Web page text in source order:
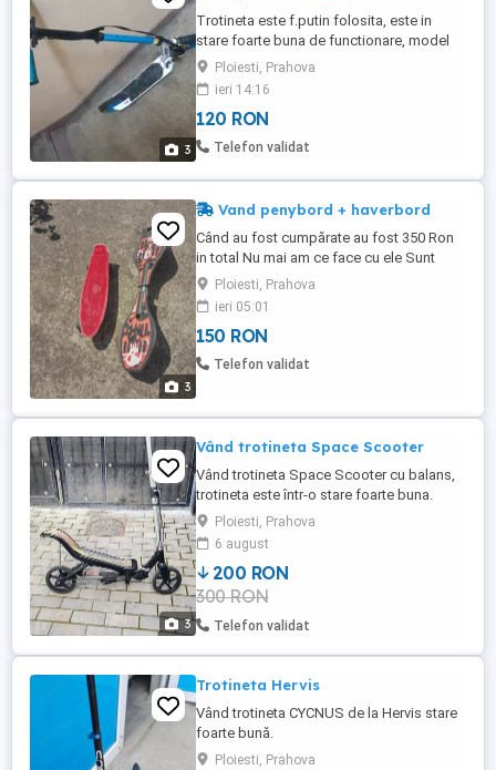
3
Trotineta este f.putin folosita, este in
stare foarte buna de functionare, model
Oxelo , pt. copii de la 8-12 ani.
Ploiesti, Prahova
ieri 14:16
120 RON
Telefon validat
3
Vand penybord + haverbord
Când au fost cumpărate au fost 350 Ron
in total Nu mai am ce face cu ele Sunt
perfect functionale Le vând pe 150 ușor
negociabil amândouă, 75 fiecare
Ploiesti, Prahova
ieri 05:01
150 RON
Telefon validat
3
Vând trotineta Space Scooter
Vând trotineta Space Scooter cu balans,
trotineta este într-o stare foarte buna.
Ridicare personala Ploiești.
Ploiesti, Prahova
6 august
200 RON
300 RON
Telefon validat
Trotineta Hervis
Vând trotineta CYCNUS de la Hervis stare
foarte bună.
Ploiesti, Prahova